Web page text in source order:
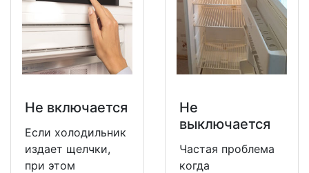
Не включается
Если холодильник
издает щелчки,
при этом
Не
выключается
Частая проблема
когда